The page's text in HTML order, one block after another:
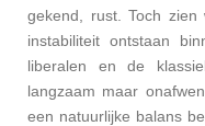
gekend, rust. Toch zien
instabiliteit ontstaan
liberalen en de
langzaam maar
een natuurlijke balans